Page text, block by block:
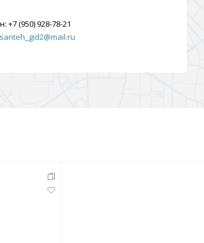
+7 (950) 928-78-21
santeh_gid2@mail.ru